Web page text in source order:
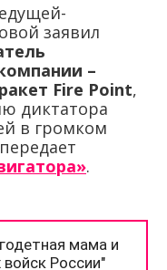
заявил
–
Fire Point,
диктатора
в громком
.